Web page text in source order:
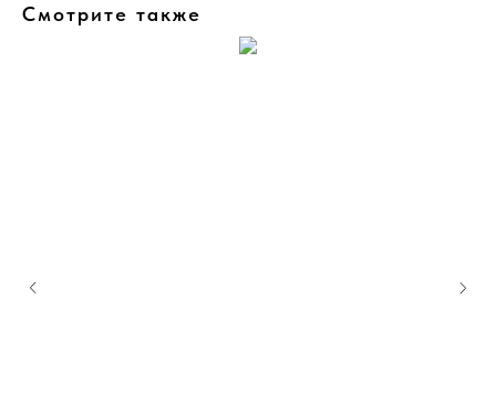
Смотрите также